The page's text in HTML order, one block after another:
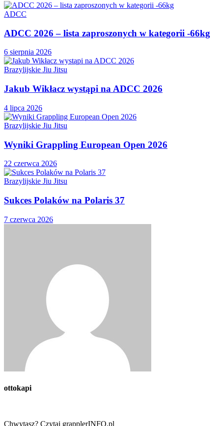
ADCC
ADCC 2026 – lista zaproszonych w kategorii -66kg
6 sierpnia 2026
Brazylijskie Jiu Jitsu
Jakub Wikłacz wystąpi na ADCC 2026
4 lipca 2026
Brazylijskie Jiu Jitsu
Wyniki Grappling European Open 2026
22 czerwca 2026
Brazylijskie Jiu Jitsu
Sukces Polaków na Polaris 37
7 czerwca 2026
ottokapi
Chwytasz? Czytaj grapplerINFO.pl